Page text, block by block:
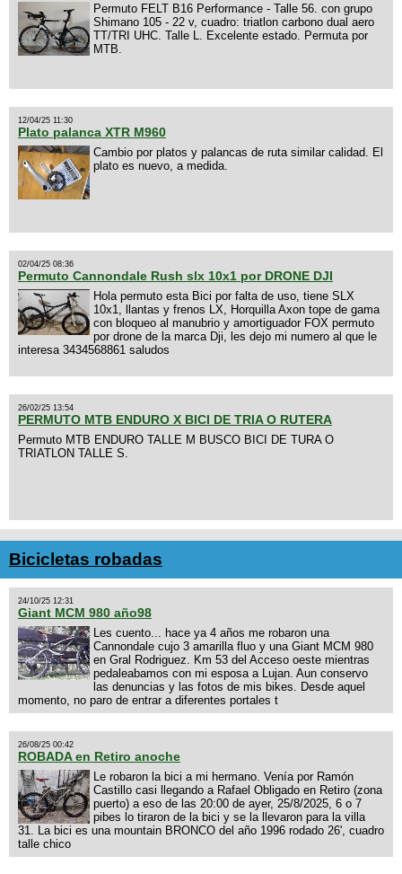
Permuto FELT B16 Performance - Talle 56. con grupo
Shimano 105 - 22 v, cuadro: triatlon carbono dual aero
TT/TRI UHC. Talle L. Excelente estado. Permuta por
MTB.
12/04/25 11:30
Plato palanca XTR M960
Cambio por platos y palancas de ruta similar calidad. El
plato es nuevo, a medida.
02/04/25 08:36
Permuto Cannondale Rush slx 10x1 por DRONE DJI
Hola permuto esta Bici por falta de uso, tiene SLX
10x1, llantas y frenos LX, Horquilla Axon tope de gama
con bloqueo al manubrio y amortiguador FOX permuto
por drone de la marca Dji, les dejo mi numero al que le
interesa 3434568861 saludos
26/02/25 13:54
PERMUTO MTB ENDURO X BICI DE TRIA O RUTERA
Permuto MTB ENDURO TALLE M BUSCO BICI DE TURA O
TRIATLON TALLE S.
Bicicletas robadas
24/10/25 12:31
Giant MCM 980 año98
Les cuento... hace ya 4 años me robaron una
Cannondale cujo 3 amarilla fluo y una Giant MCM 980
en Gral Rodriguez. Km 53 del Acceso oeste mientras
pedaleabamos con mi esposa a Lujan. Aun conservo
las denuncias y las fotos de mis bikes. Desde aquel
momento, no paro de entrar a diferentes portales t
26/08/25 00:42
ROBADA en Retiro anoche
Le robaron la bici a mi hermano. Venía por Ramón
Castillo casi llegando a Rafael Obligado en Retiro (zona
puerto) a eso de las 20:00 de ayer, 25/8/2025, 6 o 7
pibes lo tiraron de la bici y se la llevaron para la villa
31. La bici es una mountain BRONCO del año 1996 rodado 26', cuadro
talle chico